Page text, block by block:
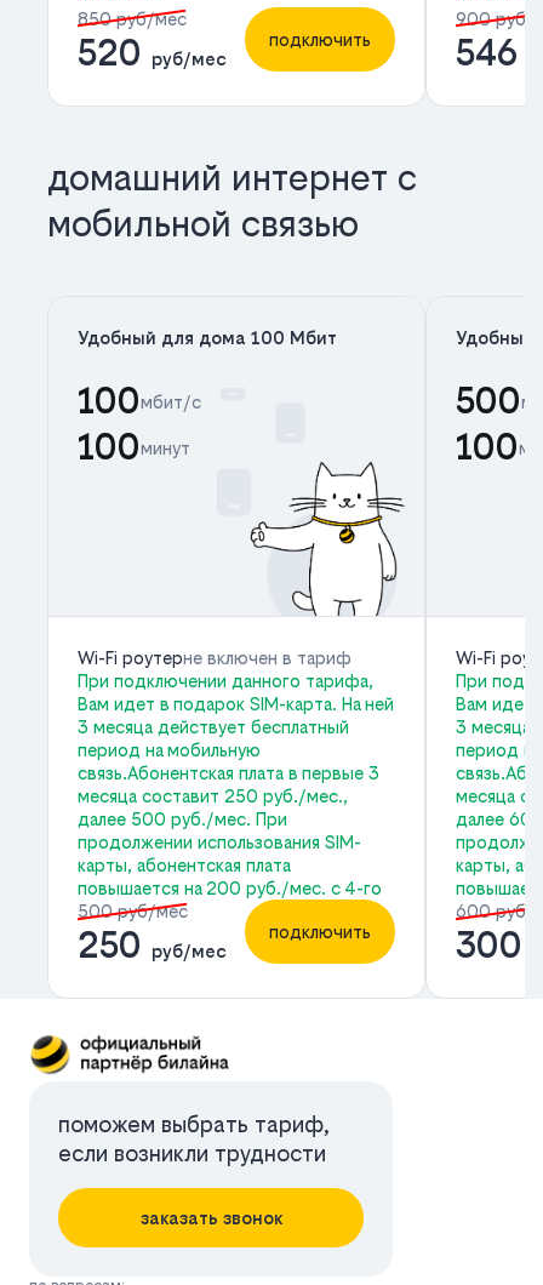
850 руб/мес
520 руб/мес
подключить
900 руб/
546
домашний интернет с
мобильной связью
Удобный для дома 100 Мбит
100мбит/с
100минут
Wi-Fi роутерне включен в тариф
При подключении данного тарифа,
Вам идет в подарок SIM-карта. На ней
3 месяца действует бесплатный
период на мобильную
связь.Абонентская плата в первые 3
месяца составит 250 руб./мес.,
далее 500 руб./мес. При
продолжении использования SIM-
карты, абонентская плата
повышается на 200 руб./мес. с 4-го
500 руб/мес
250 руб/мес
подключить
Удобный
500
100
Wi-Fi
При
Вам идет
3 месяца
период
месяца
далее
карты,
600 руб/
300
поможем выбрать тариф,
если возникли трудности
заказать звонок